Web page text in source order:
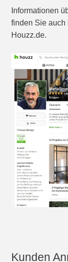
Informationen
finden Sie auch
Houzz.de.
Kunden